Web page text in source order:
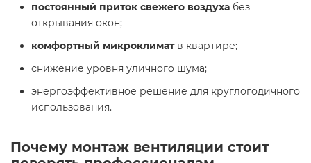
постоянный приток свежего воздуха без
открывания окон;
комфортный микроклиматв квартире;
снижение уровня уличного шума;
энергоэффективное решение для круглогодичного
использования.
Почему монтаж вентиляции стоит